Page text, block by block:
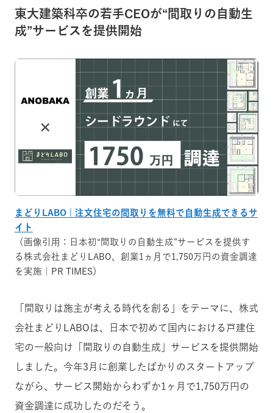
東大建築科卒の若手CEOが“間取りの自動生
成”サービスを提供開始
まどりLABO | 注文住宅の間取りを無料で自動生成できるサ
イト
（画像引用：日本初“間取りの自動生成”サービスを提供す
る株式会社まどりLABO、創業1ヵ月で1,750万円の資金調達
を実施｜PR TIMES）
「間取りは施主が考える時代を創る」をテーマに、株式
会社まどりLABOは、日本で初めて国内における戸建住
宅の一般向け「間取りの自動生成」サービスを提供開始
しました。今年3月に創業したばかりのスタートアップ
ながら、サービス開始からわずか1ヶ月で1,750万円の
資金調達に成功したのだそう。